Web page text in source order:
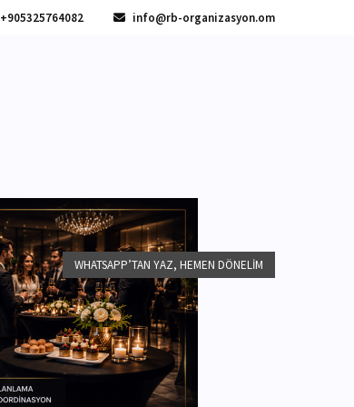
+905325764082 info@rb-organizasyon.om
WHATSAPP’TAN YAZ, HEMEN DÖNELIM